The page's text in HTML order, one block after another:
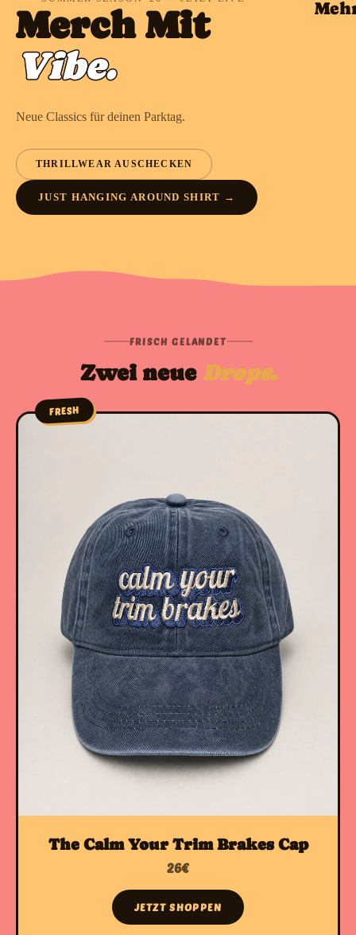
Merch Mit
Vibe.
Neue Classics für deinen Parktag.
THRILLWEAR AUSCHECKEN
JUST HANGING AROUND SHIRT →
FRISCH GELANDET
Zwei neue Drops.
FRESH
The Calm Your Trim Brakes Cap
26€
JETZT SHOPPEN